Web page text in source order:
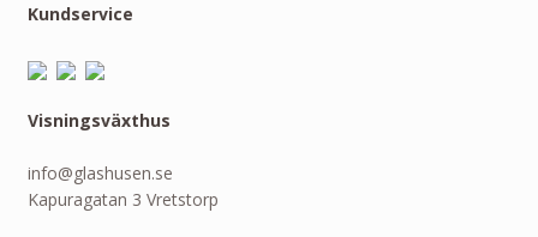
Kundservice
Visningsväxthus
info@glashusen.se
Kapuragatan 3 Vretstorp